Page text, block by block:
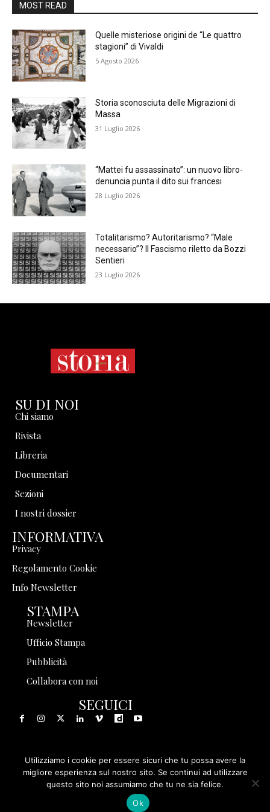
MOST READ
Quelle misteriose origini de “Le quattro
stagioni” di Vivaldi
5 Agosto 2026
Storia sconosciuta delle Migrazioni di
Massa
31 Luglio 2026
“Mattei fu assassinato”: un nuovo libro-
denuncia punta il dito sui francesi
28 Luglio 2026
Totalitarismo? Autoritarismo? “Male
necessario”? Il Fascismo riletto da Bozzi
Sentieri
23 Luglio 2026
SU DI NOI
Chi siamo
Rivista
Libreria
Documentari
Sezioni
I nostri dossier
INFORMATIVA
Privacy
Regolamento Cookie
Info Newsletter
STAMPA
Newsletter
Ufficio Stampa
Pubblicità
Collabora con noi
SEGUICI
© 1999 - 2025 Storia in Rete Srl - Tutti i diritti riservati - P.
IVA 08570971005
Utilizziamo i cookie per essere sicuri che tu possa avere la
migliore esperienza sul nostro sito. Se continui ad utilizzare
questo sito noi assumiamo che tu ne sia felice.
Ok